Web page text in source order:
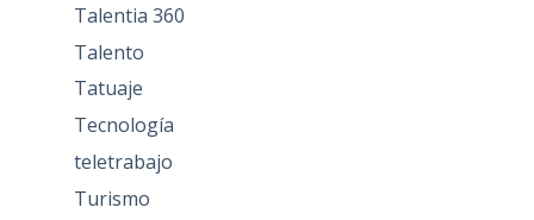
Talentia 360
Talento
Tatuaje
Tecnología
teletrabajo
Turismo